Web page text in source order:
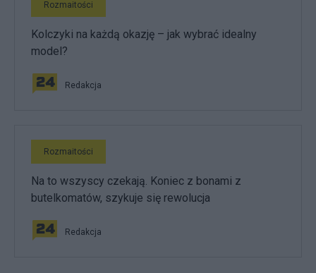
Rozmaitości
Kolczyki na każdą okazję – jak wybrać idealny
model?
Redakcja
Rozmaitości
Na to wszyscy czekają. Koniec z bonami z
butelkomatów, szykuje się rewolucja
Redakcja